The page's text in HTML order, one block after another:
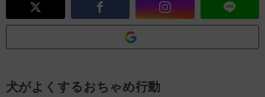
犬がよくするおちゃめ行動